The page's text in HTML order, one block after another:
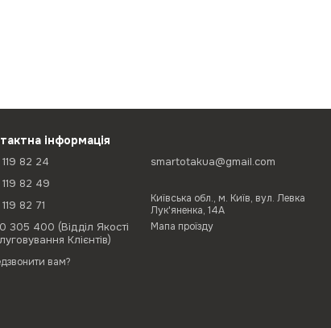
інформація
82 24
82 49
82 71
305 400 (Відділ Якості
Клієнтів)
вам?
smartotakua@gmail.com
Київська обл., м. Київ, вул. Левка
Лук'яненка, 14А
Мапа проїзду